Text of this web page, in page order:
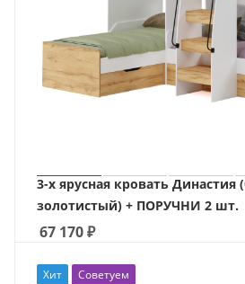
3-х ярусная кровать Династия
золотистый) + ПОРУЧНИ 2 шт.
67 170₽
Хит Советуем